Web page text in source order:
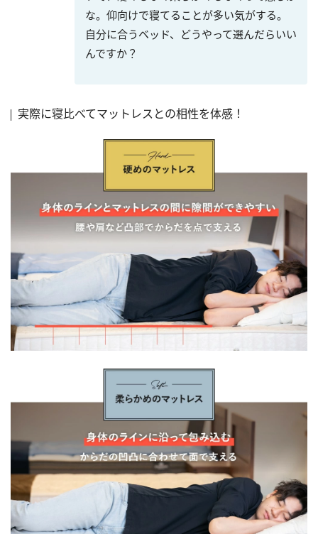
な。仰向けで寝てることが多い気がする。
自分に合うベッド、どうやって選んだらいい
んですか？
実際に寝比べてマットレスとの相性を体感！